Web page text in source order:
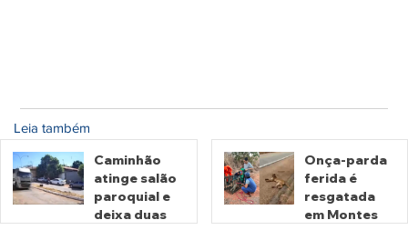
Leia também
Caminhão
atinge salão
paroquial e
deixa duas
Onça-parda
ferida é
resgatada
em Montes